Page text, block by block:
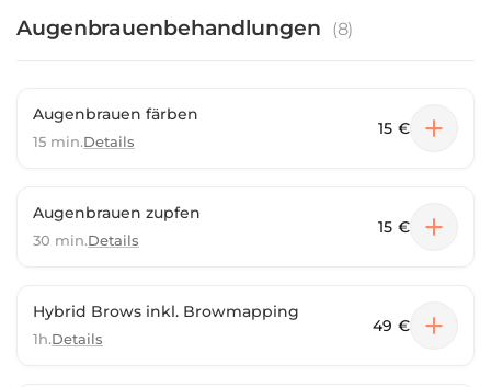
Augenbrauenbehandlungen (8)
Augenbrauen färben
15 min.Details
15 €
Augenbrauen zupfen
30 min.Details
15 €
Hybrid Brows inkl. Browmapping
1h.Details
49 €